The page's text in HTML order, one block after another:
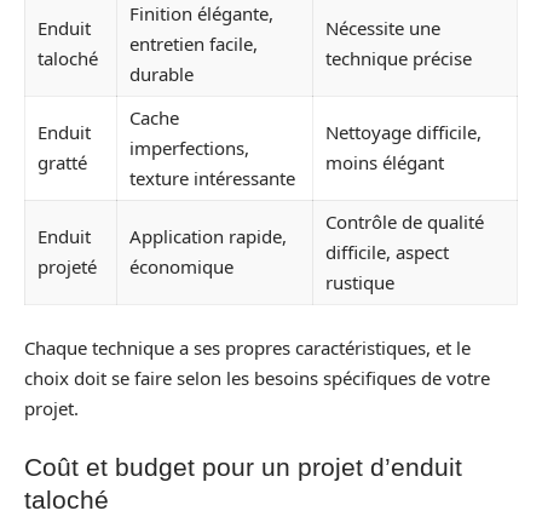
Enduit
taloché
Finition élégante,
entretien facile,
durable
Nécessite une
technique précise
Enduit
gratté
Cache
imperfections,
texture intéressante
Nettoyage difficile,
moins élégant
Enduit
projeté
Application rapide,
économique
Contrôle de qualité
difficile, aspect
rustique
Chaque technique a ses propres caractéristiques, et le
choix doit se faire selon les besoins spécifiques de votre
projet.
Coût et budget pour un projet d’enduit
taloché